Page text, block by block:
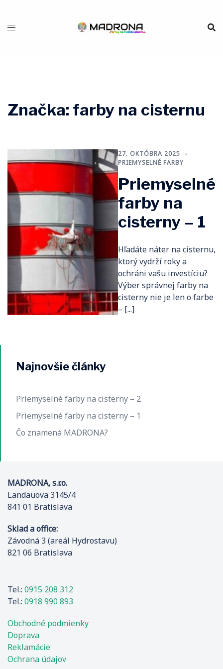
obsah
Značka: farby na cisternu
27. OKTÓBRA 2025
PRIEMYSELNÉ FARBY
Priemyselné
farby na
cisterny – 1
Hľadáte náter na cisternu,
ktorý vydrží roky a
ochráni vašu investíciu?
Výber správnej farby na
cisterny nie je len o farbe
– [...]
Najnovšie články
Priemyselné farby na cisterny – 2
Priemyselné farby na cisterny – 1
Čo znamená MADRONA?
MADRONA, s.r.o.
Landauova 3145/4
841 01 Bratislava
Sklad a office:
Závodná 3 (areál Hydrostavu)
821 06 Bratislava
Tel.: 0915 208 312
Tel.: 0918 990 893
Obchodné podmienky
Doprava
Reklamácie
Ochrana údajov